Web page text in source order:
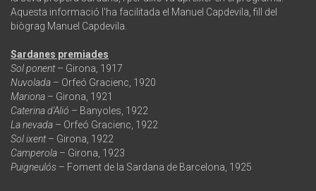
Aquesta informació l'ha facilitada el Manuel Capdevila, fill del
biògrag Manuel Capdevila.
Sardanes premiades
Sol ponent– Girona, 1917
Nuvolada – Orfeó Gracienc, 1920
Mariona – Girona, 1921
Caterina d'Alió – Banyoles, 1922
La nevada – Orfeó Gracienc, 1922
Sol ixent– Girona, 1922
Camperola – Girona, 1923
Puigneulós – Foment de la Sardana de Barcelona, 1925